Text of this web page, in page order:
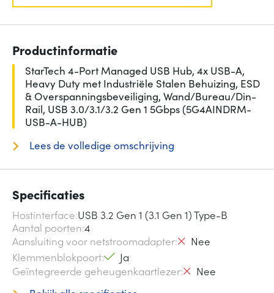
Productinformatie
StarTech 4-Port Managed USB Hub, 4x USB-A,
Heavy Duty met Industriële Stalen Behuizing, ESD
& Overspanningsbeveiliging, Wand/Bureau/Din-
Rail, USB 3.0/3.1/3.2 Gen 1 5Gbps (5G4AINDRM-
USB-A-HUB)
Lees de volledige omschrijving
Specificaties
Hostinterface USB 3.2 Gen 1 (3.1 Gen 1) Type-B
Aantal poorten 4
Aansluiting voor netstroomadapter
Nee
Klemmenblokpoort
Ja
Geïntegreerde geheugenkaartlezer
Nee